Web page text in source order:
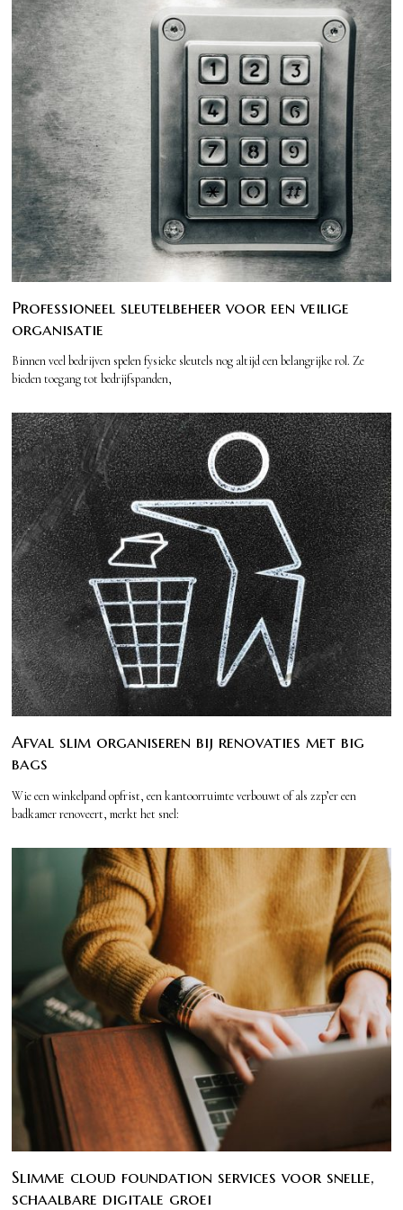
Professioneel sleutelbeheer voor een veilige
organisatie
Binnen veel bedrijven spelen fysieke sleutels nog altijd een belangrijke rol. Ze
bieden toegang tot bedrijfspanden,
Afval slim organiseren bij renovaties met big
bags
Wie een winkelpand opfrist, een kantoorruimte verbouwt of als zzp’er een
badkamer renoveert, merkt het snel:
Slimme cloud foundation services voor snelle,
schaalbare digitale groei